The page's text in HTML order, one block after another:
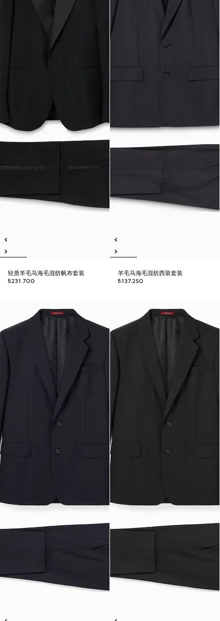
轻质羊毛马海毛混纺帆布套装
₺231.700
羊毛马海毛混纺西装套装
₺137.250